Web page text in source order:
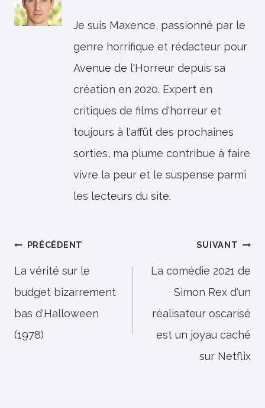
Je suis Maxence, passionné par le
genre horrifique et rédacteur pour
Avenue de l'Horreur depuis sa
création en 2020. Expert en
critiques de films d'horreur et
toujours à l'affût des prochaines
sorties, ma plume contribue à faire
vivre la peur et le suspense parmi
les lecteurs du site.
Navigation
de
l’article
PRÉCÉDENT
La vérité sur le
budget bizarrement
bas d'Halloween
(1978)
SUIVANT
La comédie 2021 de
Simon Rex d'un
réalisateur oscarisé
est un joyau caché
sur Netflix